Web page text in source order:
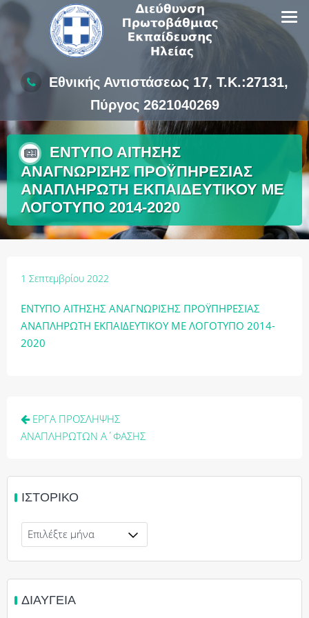
Skip
Εθνικής Αντιστάσεως 17, Τ.Κ.:27131,
Πύργος 2621040269
ΕΝΤΥΠΟ ΑΙΤΗΣΗΣ
ΑΝΑΓΝΩΡΙΣΗΣ ΠΡΟΫΠΗΡΕΣΙΑΣ
ΑΝΑΠΛΗΡΩΤΗ ΕΚΠΑΙΔΕΥΤΙΚΟΥ ΜΕ
ΛΟΓΟΤΥΠΟ 2014-2020
1 Σεπτεμβρίου 2022
ΕΝΤΥΠΟ ΑΙΤΗΣΗΣ ΑΝΑΓΝΩΡΙΣΗΣ ΠΡΟΫΠΗΡΕΣΙΑΣ
ΑΝΑΠΛΗΡΩΤΗ ΕΚΠΑΙΔΕΥΤΙΚΟΥ ΜΕ ΛΟΓΟΤΥΠΟ 2014-
2020
Πλοήγηση
άρθρων
ΕΡΓΑ ΠΡΟΣΛΗΨΗΣ
ΑΝΑΠΛΗΡΩΤΩΝ Α΄ΦΑΣΗΣ
ΙΣΤΟΡΙΚΌ
Ιστορικό
ΔΙΑΎΓΕΙΑ